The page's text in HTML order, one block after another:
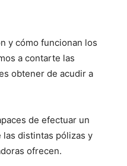
y cómo funcionan los
a contarte las
obtener de acudir a
de efectuar un
distintas pólizas y
ofrecen.